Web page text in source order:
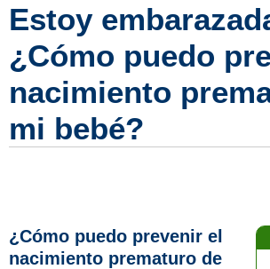
Estoy
¿Cómo puedo
nacimiento
mi bebé?
¿Cómo puedo prevenir el
nacimiento prematuro de